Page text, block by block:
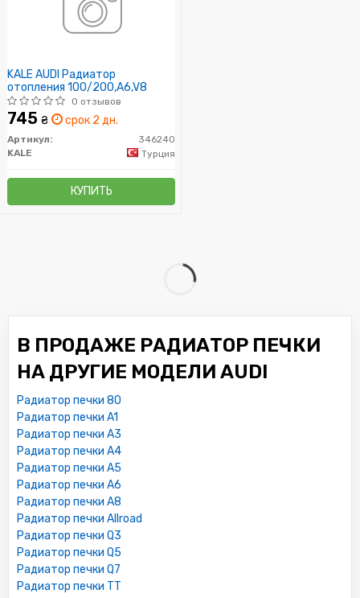
KALE AUDI Радиатор
отопления 100/200,A6,V8
0 отзывов
745 ₴ срок 2 дн.
Артикул:
346240
KALE
Турция
КУПИТЬ
В ПРОДАЖЕ РАДИАТОР ПЕЧКИ
НА ДРУГИЕ МОДЕЛИ AUDI
Радиатор печки 80
Радиатор печки A1
Радиатор печки A3
Радиатор печки A4
Радиатор печки A5
Радиатор печки A6
Радиатор печки A8
Радиатор печки Allroad
Радиатор печки Q3
Радиатор печки Q5
Радиатор печки Q7
Радиатор печки TT